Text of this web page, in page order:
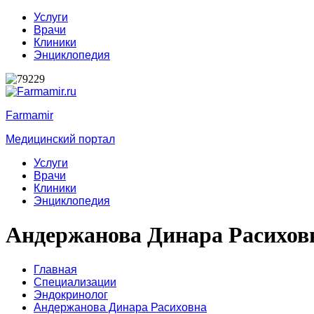
Услуги
Врачи
Клиники
Энциклопедия
Farmamir
Медицинский портал
Услуги
Врачи
Клиники
Энциклопедия
Андержанова Динара
Главная
Специализации
Эндокринолог
Андержанова Динара Расиховна